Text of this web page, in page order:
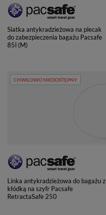
Siatka antykradzieżowa na plecak
do zabezpieczenia bagażu Pacsafe
85l (M)
CHWILOWO NIEDOSTĘPNY
Linka antykradzieżowa do bagażu z
kłódką na szyfr Pacsafe
RetractaSafe 250